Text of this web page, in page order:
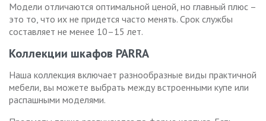
Модели отличаются оптимальной ценой, но главный плюс –
это то, что их не придется часто менять. Срок службы
составляет не менее 10–15 лет.
Коллекции шкафов PARRA
Наша коллекция включает разнообразные виды практичной
мебели, вы можете выбрать между встроенными купе или
распашными моделями.